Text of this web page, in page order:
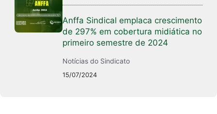
Anffa Sindical emplaca crescimento
de 297% em cobertura midiática no
primeiro semestre de 2024
Notícias do Sindicato
15/07/2024